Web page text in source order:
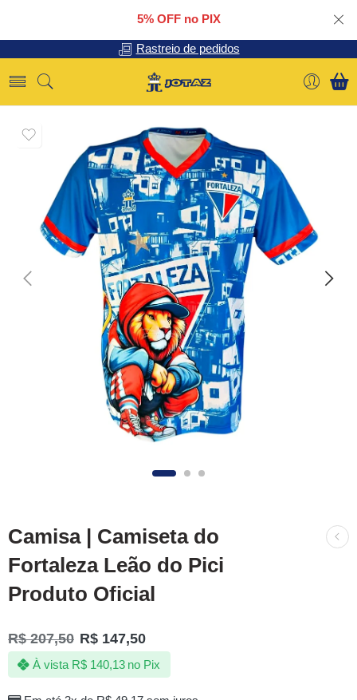
5% OFF no PIX
Rastreio de pedidos
Camisa | Camiseta do
Fortaleza Leão do Pici
Produto Oficial
R$207,50 R$ 147,50
À vista R$140,13 no Pix